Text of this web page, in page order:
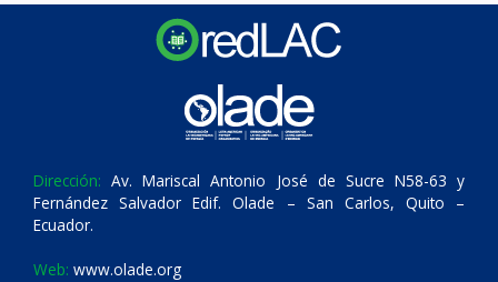
Dirección: Av. Mariscal Antonio José de Sucre N58-63 y
Fernández Salvador Edif. Olade – San Carlos, Quito –
Ecuador.
Web: www.olade.org